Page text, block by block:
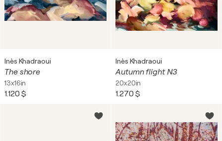
Inès Khadraoui
The shore
13x16in
1.120 $
Inès Khadraoui
Autumn flight N3
20x20in
1.270 $